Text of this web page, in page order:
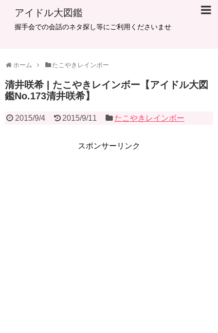
アイドル大図鑑
握手会での会話のネタ探し等にご利用くださいませ
ホーム たこやきレインボー
清井咲希 | たこやきレインボー【アイドル大図
鑑No.173清井咲希】
2015/9/4 2015/9/11 たこやきレインボー
スポンサーリンク